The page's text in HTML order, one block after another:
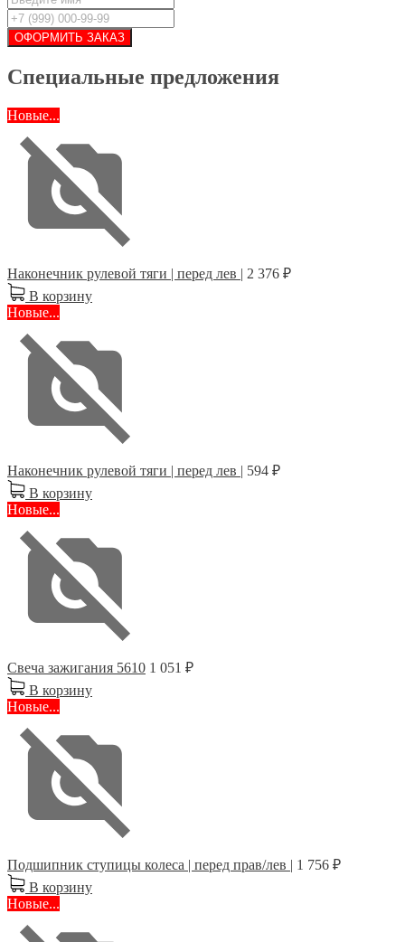
Специальные предложения
Новые...
Наконечник рулевой тяги | перед лев | 2 376 ₽
В корзину
Новые...
Наконечник рулевой тяги | перед лев | 594 ₽
В корзину
Новые...
Свеча зажигания 5610 1 051 ₽
В корзину
Новые...
Подшипник ступицы колеса | перед прав/лев | 1 756 ₽
В корзину
Новые...